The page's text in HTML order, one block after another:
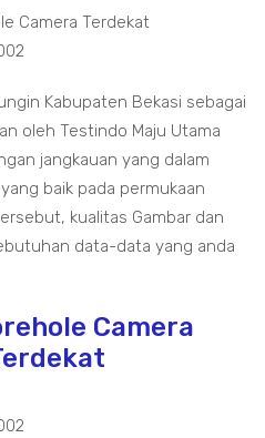
Camera Terdekat
Kabupaten Bekasi sebagai
oleh Testindo Maju Utama
jangkauan yang dalam
baik pada permukaan
kualitas Gambar dan
data-data yang anda
Camera